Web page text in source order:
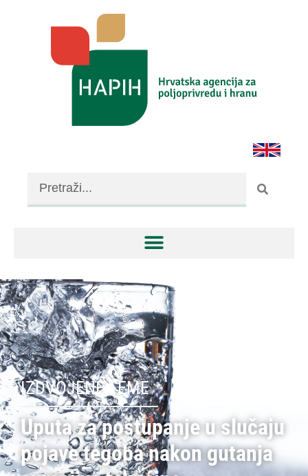
IZDVOJENE TEME
Uputa za postupanje u slučaju
pojave tegoba nakon gutanja